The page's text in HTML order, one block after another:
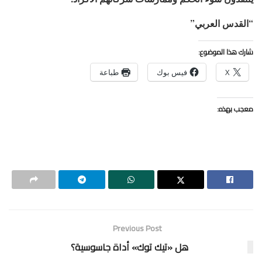
“القدس العربي”
شارك هذا الموضوع:
X فيس بوك طباعة
معجب بهذه:
Previous Post
هل «تيك توك» أداة جاسوسية؟